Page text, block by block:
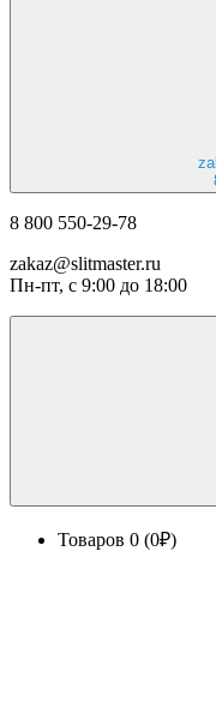
8 800 550-29-78
zakaz@slitmaster.ru
Пн-пт, с 9:00 до 18:00
Товаров 0 (0₽)